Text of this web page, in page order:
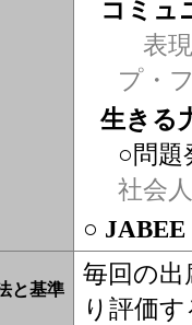
コミュ
表現
プ・
生きる
○問題
社会
○
と基準
毎回の出
り評価